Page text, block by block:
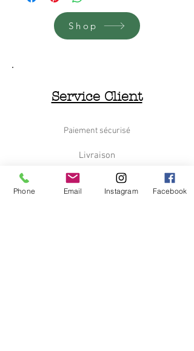
Shop
Service Client
Paiement sécurisé
Livraison
Retours et Remboursements
Phone Email Instagram Facebook